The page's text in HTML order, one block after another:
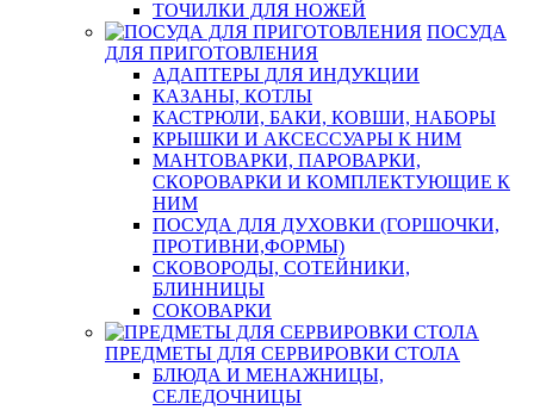
ТОЧИЛКИ ДЛЯ НОЖЕЙ
ПОСУДА
ДЛЯ ПРИГОТОВЛЕНИЯ
АДАПТЕРЫ ДЛЯ ИНДУКЦИИ
КАЗАНЫ, КОТЛЫ
КАСТРЮЛИ, БАКИ, КОВШИ, НАБОРЫ
КРЫШКИ И АКСЕССУАРЫ К НИМ
МАНТОВАРКИ, ПАРОВАРКИ,
СКОРОВАРКИ И КОМПЛЕКТУЮЩИЕ К
НИМ
ПОСУДА ДЛЯ ДУХОВКИ (ГОРШОЧКИ,
ПРОТИВНИ,ФОРМЫ)
СКОВОРОДЫ, СОТЕЙНИКИ,
БЛИННИЦЫ
СОКОВАРКИ
ПРЕДМЕТЫ ДЛЯ СЕРВИРОВКИ СТОЛА
БЛЮДА И МЕНАЖНИЦЫ,
СЕЛЕДОЧНИЦЫ